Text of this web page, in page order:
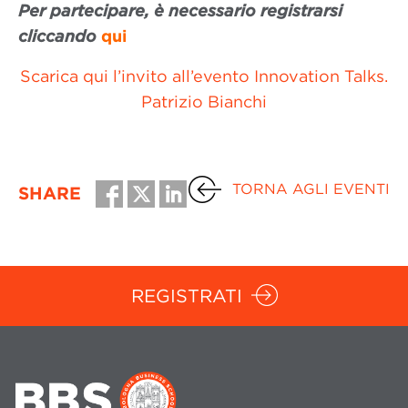
Per partecipare, è necessario registrarsi
cliccando qui
Scarica qui l’invito all’evento Innovation Talks.
Patrizio Bianchi
SHARE TORNA AGLI EVENTI
REGISTRATI